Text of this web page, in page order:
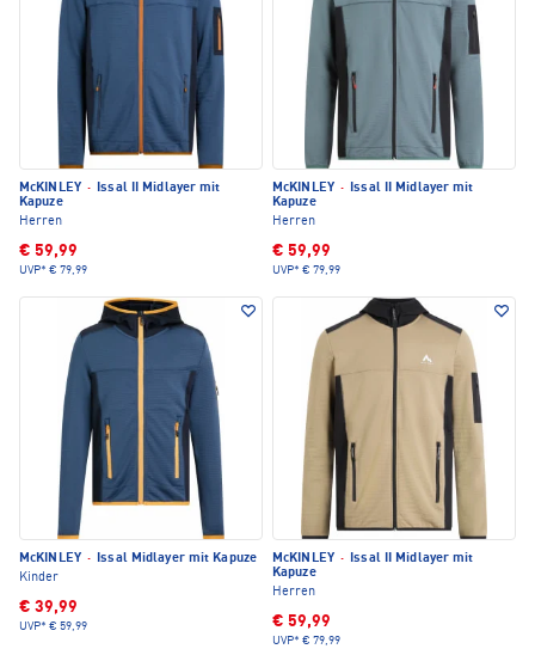
McKINLEY · Issal II Midlayer mit
Kapuze
Herren
€ 59,99
UVP* € 79,99
McKINLEY · Issal II Midlayer mit
Kapuze
Herren
€ 59,99
UVP* € 79,99
McKINLEY · Issal Midlayer mit Kapuze
Kinder
€ 39,99
UVP* € 59,99
McKINLEY · Issal II Midlayer mit
Kapuze
Herren
€ 59,99
UVP* € 79,99